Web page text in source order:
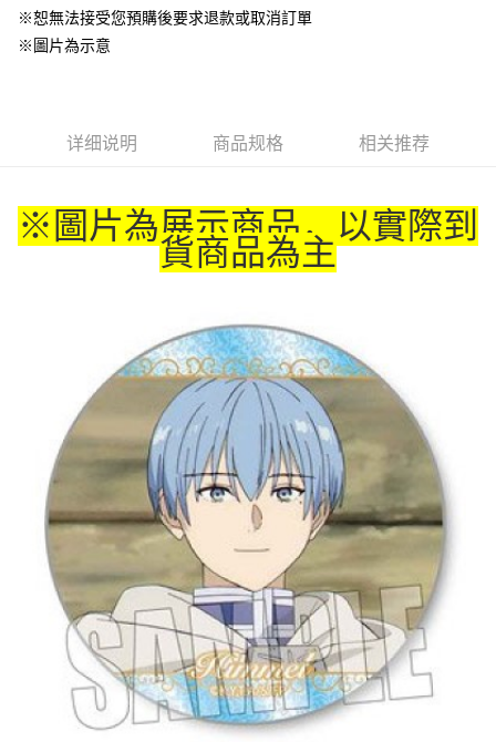
付款後全家取貨
每笔NT$65，满NT$1,300(含以上)免运费
7-11取貨付款
付款後7-11取貨
每笔NT$65，满NT$1,300(含以上)免运费
每笔NT$100，满NT$1,300(含以上)免运费
宅配-離島(澎湖/金門/馬祖)-木棉花樂園專用
每笔NT$220
黑貓宅配-貨到付款
每笔NT$150
※恕無法接受您預購後要求退款或取消訂單
※圖片為示意
详细说明 商品规格 相关推荐
※圖片為展示商品，以實際到
貨商品為主